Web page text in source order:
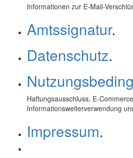
Informationen zur E-Mail-
Amtssignatur.
Datenschutz.
Haftungsausschluss, E-Commerce
Informationsweiterverwendung
Impressum.